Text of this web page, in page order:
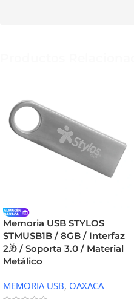
Memoria USB STYLOS
STMUSB1B / 8GB / Interfaz
2.0 / Soporta 3.0 / Material
Metálico
MEMORIA USB, OAXACA